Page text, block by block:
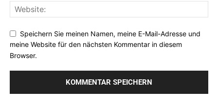
Speichern Sie meinen Namen, meine E-Mail-Adresse und
meine Website für den nächsten Kommentar in diesem
Browser.